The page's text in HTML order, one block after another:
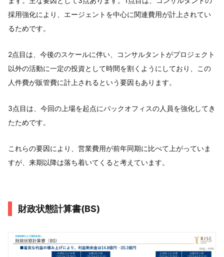
採用強化により、エージェントを中心に関連費用が計上されてい
るためです。
2点目は、今後のスケールに伴い、コンサルタントがプロジェクト
以外の活動に一定の投資として時間を割くようにしており、この
人件費が販管費に計上されるという要因もあります。
3点目は、今回の上場を起点にバックオフィスの人員を強化してき
たためです。
これらの要因により、営業費用が前年同期に比べて上がっていま
すが、来期以降は落ち着いてくると考えています。
財政状態計算書(BS)